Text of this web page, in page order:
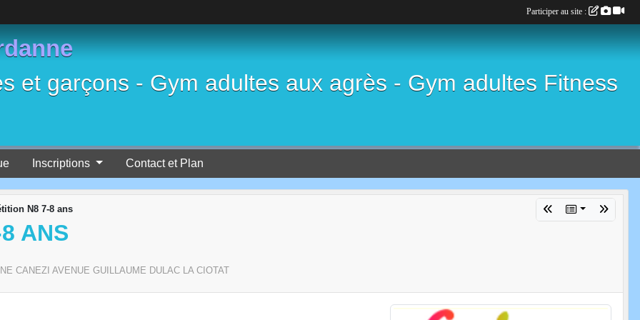
et garçons - Gym adultes aux agrès - Gym adultes Fitness
Inscriptions Contact et Plan
N8 7-8 ans
ANS
CANEZI AVENUE GUILLAUME DULAC LA CIOTAT
Participer au site :